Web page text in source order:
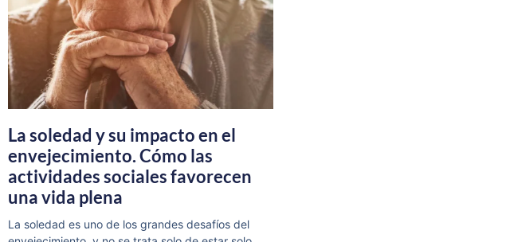
La soledad y su impacto en el
envejecimiento. Cómo las
actividades sociales favorecen
una vida plena
La soledad es uno de los grandes desafíos del